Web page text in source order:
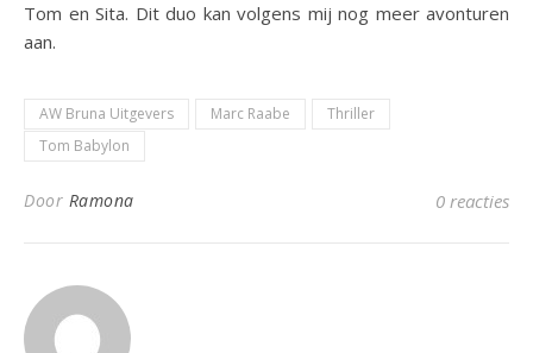
Tom en Sita. Dit duo kan volgens mij nog meer avonturen
aan.
AW Bruna Uitgevers Marc Raabe
Thriller
Tom Babylon
Door Ramona 0 reacties